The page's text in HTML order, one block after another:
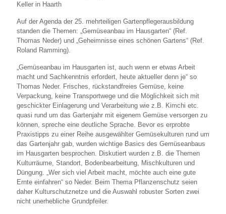
Keller in Haarth
Auf der Agenda der 25. mehrteiligen Gartenpflegerausbildung
standen die Themen: „Gemüseanbau im Hausgarten“ (Ref.
Thomas Neder) und „Geheimnisse eines schönen Gartens“ (Ref.
Roland Ramming).
„Gemüseanbau im Hausgarten ist, auch wenn er etwas Arbeit
macht und Sachkenntnis erfordert, heute aktueller denn je“ so
Thomas Neder. Frisches, rückstandfreies Gemüse, keine
Verpackung, keine Transportwege und die Möglichkeit sich mit
geschickter Einlagerung und Verarbeitung wie z.B. Kimchi etc.
quasi rund um das Gartenjahr mit eigenem Gemüse versorgen zu
können, spreche eine deutliche Sprache. Bevor es erprobte
Praxistipps zu einer Reihe ausgewählter Gemüsekulturen rund um
das Gartenjahr gab, wurden wichtige Basics des Gemüseanbaus
im Hausgarten besprochen. Diskutiert wurden z.B. die Themen
Kulturräume, Standort, Bodenbearbeitung, Mischkulturen und
Düngung. „Wer sich viel Arbeit macht, möchte auch eine gute
Ernte einfahren“ so Neder. Beim Thema Pflanzenschutz seien
daher Kulturschutznetze und die Auswahl robuster Sorten zwei
nicht unerhebliche Grundpfeiler.